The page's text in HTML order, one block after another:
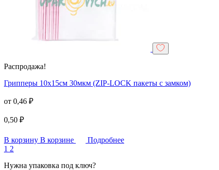
Распродажа!
Грипперы 10х15см 30мкм (ZIP-LOCK пакеты с замком)
от 0,46 ₽
0,50 ₽
В корзину В корзине
Подробнее
1 2
Нужна упаковка под ключ?